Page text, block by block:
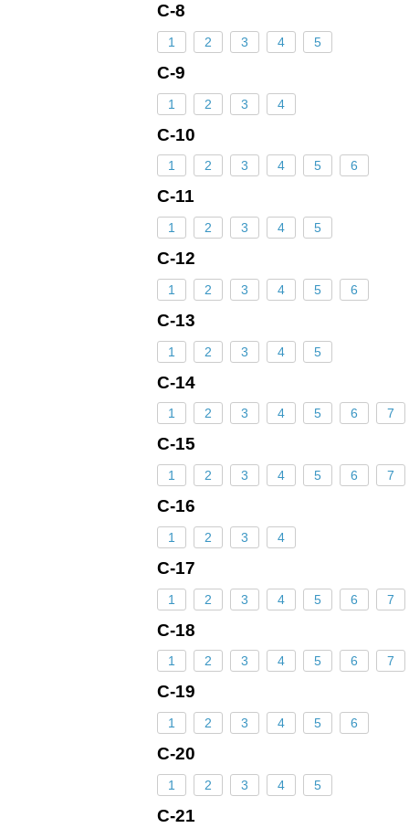
С-8
1 2 3 4 5
С-9
1 2 3 4
С-10
1 2 3 4 5 6
С-11
1 2 3 4 5
С-12
1 2 3 4 5 6
С-13
1 2 3 4 5
С-14
1 2 3 4 5 6 7
С-15
1 2 3 4 5 6 7
С-16
1 2 3 4
С-17
1 2 3 4 5 6 7
С-18
1 2 3 4 5 6 7
С-19
1 2 3 4 5 6
С-20
1 2 3 4 5
С-21